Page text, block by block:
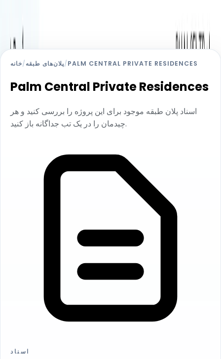
خانه/پلان‌های طبقه/PALM CENTRAL PRIVATE RESIDENCES
Palm Central Private Residences
اسناد پلان طبقه موجود برای این پروژه را بررسی کنید و هر
چیدمان را در یک تب جداگانه باز کنید.
اسناد